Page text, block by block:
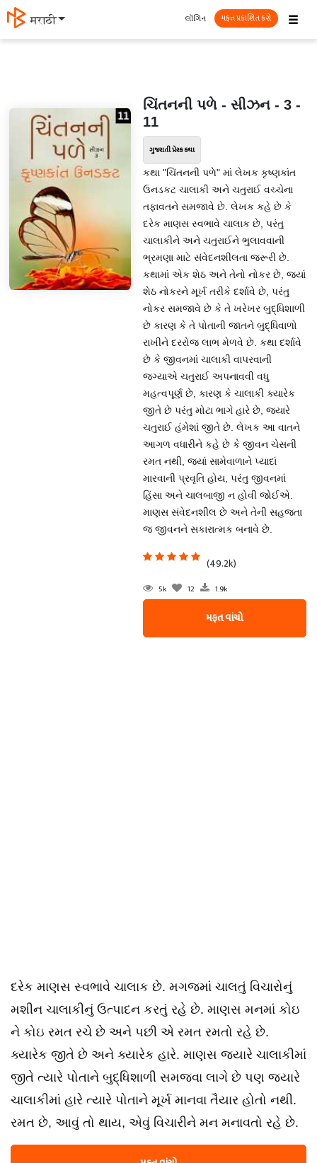
मराठी ☰
લૉગિન મફત પ્રકાશિત કરો
ચિંતનની પળે - સીઝન - 3 -
11
ગુજરાતી પ્રેરક કથા
કથા "ચિંતનની પળે" માં લેખક કૃષ્ણકાંત
ઉનડકટ ચાલાકી અને ચતુરાઈ વચ્ચેના
તફાવતને સમજાવે છે. લેખક કહે છે કે
દરેક માણસ સ્વભાવે ચાલાક છે, પરંતુ
ચાલાકીને અને ચતુરાઈને ભુલાવવાની
ભ્રમણા માટે સંવેદનશીલતા જરૂરી છે.
કથામાં એક શેઠ અને તેનો નોકર છે, જ્યાં
શેઠ નોકરને મૂર્ખ તરીકે દર્શાવે છે, પરંતુ
નોકર સમજાવે છે કે તે ખરેખર બુદ્ધિશાળી
છે કારણ કે તે પોતાની જાતને બુદ્ધિવાળો
રાખીને દરરોજ લાભ મેળવે છે. કથા દર્શાવે
છે કે જીવનમાં ચાલાકી વાપરવાની
જગ્યાએ ચતુરાઈ અપનાવવી વધુ
મહત્વપૂર્ણ છે, કારણ કે ચાલાકી ક્યારેક
જીતે છે પરંતુ મોટા ભાગે હારે છે, જ્યારે
ચતુરાઈ હંમેશાં જીતે છે. લેખક આ વાતને
આગળ વધારીને કહે છે કે જીવન ચેસની
રમત નથી, જ્યાં સામેવાળાને પ્યાદાં
મારવાની પ્રવૃતિ હોય, પરંતુ જીવનમાં
હિંસા અને ચાલબાજી ન હોવી જોઈએ.
માણસ સંવેદનશીલ છે અને તેની સહજતા
જ જીવનને સકારાત્મક બનાવે છે.
(49.2k)
5k 12 1.9k
મફત વાંચો
દરેક માણસ સ્વભાવે ચાલાક છે. મગજમાં ચાલતું વિચારોનું
મશીન ચાલાકીનું ઉત્પાદન કરતું રહે છે. માણસ મનમાં કોઇ
ને કોઇ રમત રચે છે અને પછી એ રમત રમતો રહે છે.
ક્યારેક જીતે છે અને ક્યારેક હારે. માણસ જ્યારે ચાલાકીમાં
જીતે ત્યારે પોતાને બુદ્ધિશાળી સમજવા લાગે છે પણ જ્યારે
ચાલાકીમાં હારે ત્યારે પોતાને મૂર્ખ માનવા તૈયાર હોતો નથી.
રમત છે, આવું તો થાય, એવું વિચારીને મન મનાવતો રહે છે.